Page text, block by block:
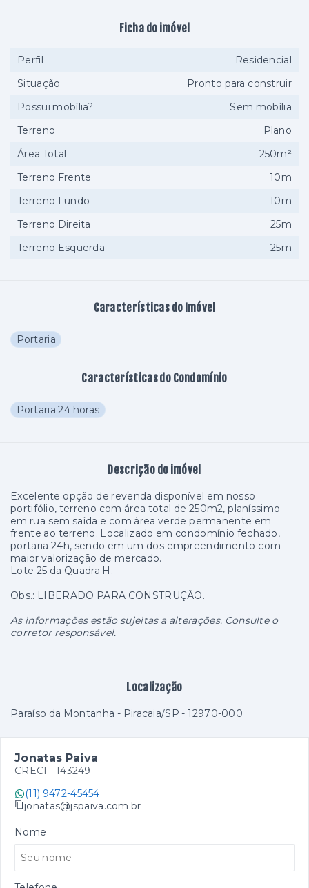
Características do Imóvel
Portaria
Características do Condomínio
Portaria 24 horas
Descrição do imóvel
Excelente opção de revenda disponível em nosso
portifólio, terreno com área total de 250m2, planíssimo
em rua sem saída e com área verde permanente em
frente ao terreno. Localizado em condomínio fechado,
portaria 24h, sendo em um dos empreendimento com
maior valorização de mercado.
Lote 25 da Quadra H.
Obs.: LIBERADO PARA CONSTRUÇÃO.
As informações estão sujeitas a alterações. Consulte o
corretor responsável.
Localização
Paraíso da Montanha - Piracaia/SP - 12970-000
Ficha do imóvel
Perfil
Residencial
Situação
Pronto para construir
Possui mobília?
Sem mobília
Terreno
Plano
Área Total
250m²
Terreno Frente
10m
Terreno Fundo
10m
Terreno Direita
25m
Terreno Esquerda
25m
Jonatas Paiva
CRECI - 143249
(11) 9472-45454
jonatas@jspaiva.com.br
Nome